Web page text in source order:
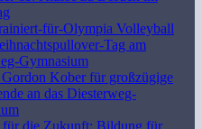
für-Olympia Volleyball
Tag am
Gymnasium
Kober für großzügige
an das Diesterweg-
die Zukunft: Bildung für